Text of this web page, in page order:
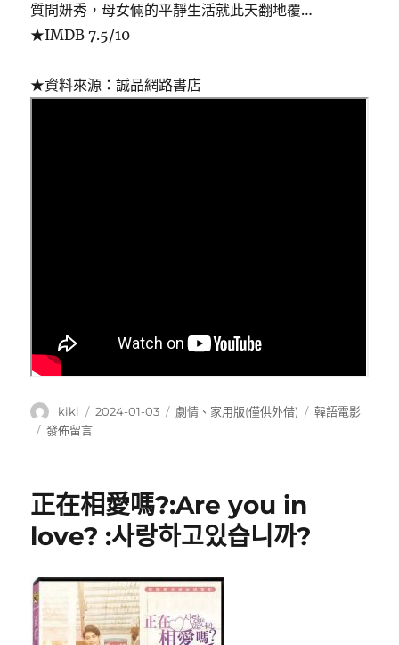
質問妍秀，母女倆的平靜生活就此天翻地覆…
★IMDB 7.5/10
★資料來源：誠品網路書店
作
者
kiki
發
2024-01-03
分
劇情 、 家用版(僅供外借)
標
韓語電影
在
生:Gyeong
ah’s
發佈留言
正在相愛嗎?:Are you in
love? :사랑하고있습니까?